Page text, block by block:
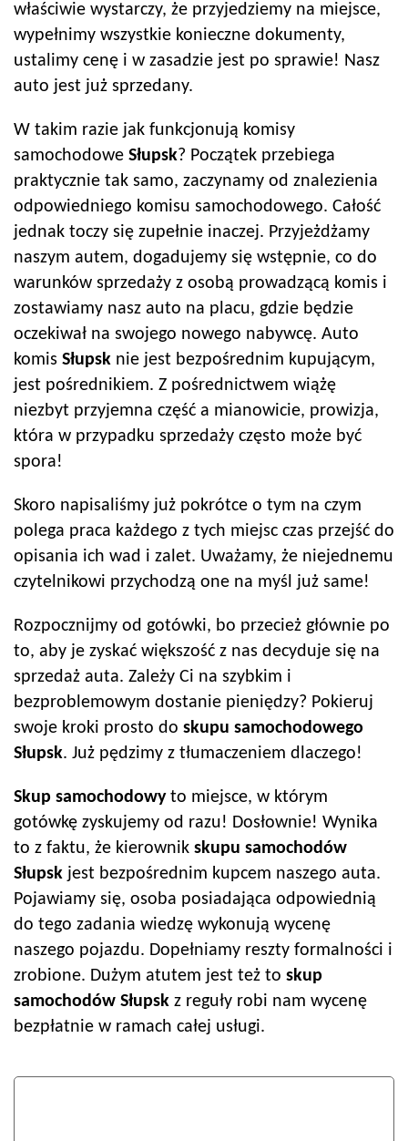
właściwie wystarczy, że przyjedziemy na miejsce,
wypełnimy wszystkie konieczne dokumenty,
ustalimy cenę i w zasadzie jest po sprawie! Nasz
auto jest już sprzedany.
W takim razie jak funkcjonują komisy
samochodowe Słupsk? Początek przebiega
praktycznie tak samo, zaczynamy od znalezienia
odpowiedniego komisu samochodowego. Całość
jednak toczy się zupełnie inaczej. Przyjeżdżamy
naszym autem, dogadujemy się wstępnie, co do
warunków sprzedaży z osobą prowadzącą komis i
zostawiamy nasz auto na placu, gdzie będzie
oczekiwał na swojego nowego nabywcę. Auto
komis Słupsk nie jest bezpośrednim kupującym,
jest pośrednikiem. Z pośrednictwem wiążę
niezbyt przyjemna część a mianowicie, prowizja,
która w przypadku sprzedaży często może być
spora!
Skoro napisaliśmy już pokrótce o tym na czym
polega praca każdego z tych miejsc czas przejść do
opisania ich wad i zalet. Uważamy, że niejednemu
czytelnikowi przychodzą one na myśl już same!
Rozpocznijmy od gotówki, bo przecież głównie po
to, aby je zyskać większość z nas decyduje się na
sprzedaż auta. Zależy Ci na szybkim i
bezproblemowym dostanie pieniędzy? Pokieruj
swoje kroki prosto do skupu samochodowego
Słupsk. Już pędzimy z tłumaczeniem dlaczego!
Skup samochodowyto miejsce, w którym
gotówkę zyskujemy od razu! Dosłownie! Wynika
to z faktu, że kierownik skupu samochodów
Słupsk jest bezpośrednim kupcem naszego auta.
Pojawiamy się, osoba posiadająca odpowiednią
do tego zadania wiedzę wykonują wycenę
naszego pojazdu. Dopełniamy reszty formalności i
zrobione. Dużym atutem jest też to skup
samochodów Słupsk z reguły robi nam wycenę
bezpłatnie w ramach całej usługi.